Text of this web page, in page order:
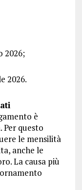
2026;
2026.
è
Per questo
le mensilità
anche le
La causa più